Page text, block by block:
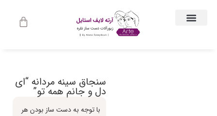
سنجاق سینه مردانه “ای
دل و جانم همه تو”
با توجه به دست ساز بودن هر